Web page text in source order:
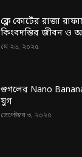
ক্লে কোর্টের রাজা
কিংবদন্তির জীবন ও
মে ২৬, ২০২৫
গুগলের Nano
যুগ
সেপ্টেম্বর ৩, ২০২৫